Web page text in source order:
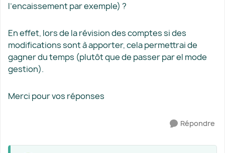
l’encaissement par exemple) ?
En effet, lors de la révision des comptes si des
modifications sont à apporter, cela permettrai de
gagner du temps (plutôt que de passer par el mode
gestion).
Merci pour vos réponses
Répondre